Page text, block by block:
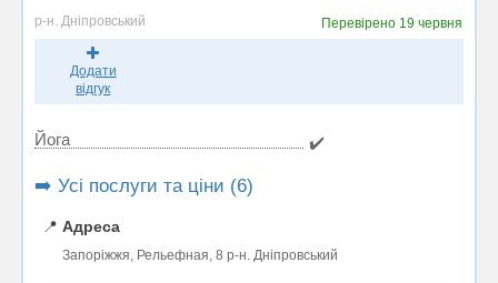
р-н. Дніпровський Перевірено 19 червня
Додати
відгук
Йога ✔️
➡️ Усі послуги та ціни (6)
📍 Адреса
Запоріжжя, Рельефная, 8 р-н. Дніпровський